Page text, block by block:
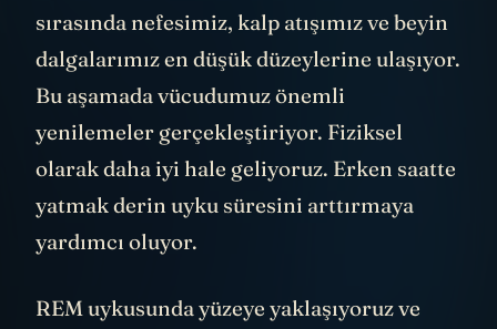
sırasında nefesimiz, kalp atışımız ve beyin
dalgalarımız en düşük düzeylerine ulaşıyor.
Bu aşamada vücudumuz önemli
yenilemeler gerçekleştiriyor. Fiziksel
olarak daha iyi hale geliyoruz. Erken saatte
yatmak derin uyku süresini arttırmaya
yardımcı oluyor.
REM uykusunda yüzeye yaklaşıyoruz ve